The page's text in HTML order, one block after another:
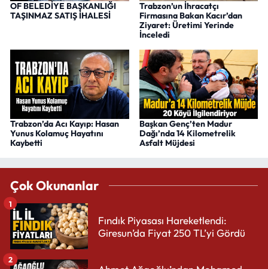
OF BELEDİYE BAŞKANLIĞI
TAŞINMAZ SATIŞ İHALESİ
Trabzon’un İhracatçı
Firmasına Bakan Kacır’dan
Ziyaret: Üretimi Yerinde
İnceledi
Trabzon’da Acı Kayıp: Hasan
Yunus Kolamuç Hayatını
Kaybetti
Başkan Genç’ten Madur
Dağı’nda 14 Kilometrelik
Asfalt Müjdesi
Çok Okunanlar
Fındık Piyasası Hareketlendi:
Giresun’da Fiyat 250 TL’yi Gördü
1
2